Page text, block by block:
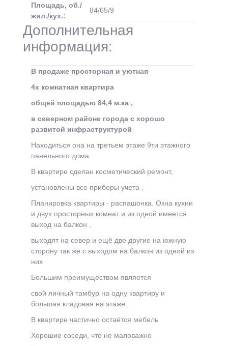
Площадь, об./
жил./кух.:
84/65/9
Дополнительная
информация:
В продаже просторная и уютная
4х комнатная квартира
общей площадью 84,4 м.ка ,
в северном районе города с хорошо
развитой инфраструктурой
Находиться она на третьем этаже 9ти этажного
панельного дома
В квартире сделан косметический ремонт,
установлены все приборы учета .
Планировка квартиры - распашонка. Окна кухни
и двух просторных комнат и из одной имеется
выход на балкон ,
выходят на север и ещё две другие на южную
сторону так же с выходом на балкон из одной из
них
Большим преимуществом является
свой личный тамбур на одну квартиру и
большая кладовая на этаже.
В квартире частично остаётся мебель
Хорошие соседи, что не маловажно